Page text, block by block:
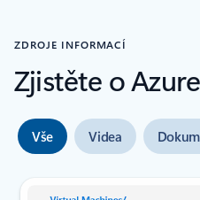
ZDROJE INFORMACÍ
Zjistěte o
Vše Videa
Indikátor snímku {0} {1}